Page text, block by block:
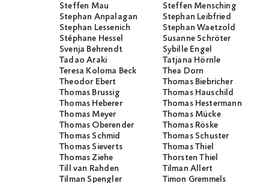
Steffen Mau
Steffen Mensching
Stephan Anpalagan
Stephan Leibfried
Stephan Lessenich
Stephan Waetzold
Stéphane Hessel
Susanne Schröter
Svenja Behrendt
Sybille Engel
Tadao Araki
Tatjana Hörnle
Teresa Koloma Beck
Thea Dorn
Theodor Ebert
Thomas Biebricher
Thomas Brussig
Thomas Hauschild
Thomas Heberer
Thomas Hestermann
Thomas Meyer
Thomas Mücke
Thomas Oberender
Thomas Röske
Thomas Schmid
Thomas Schuster
Thomas Sieverts
Thomas Thiel
Thomas Ziehe
Thorsten Thiel
Till van Rahden
Tilman Allert
Tilman Spengler
Timon Gremmels